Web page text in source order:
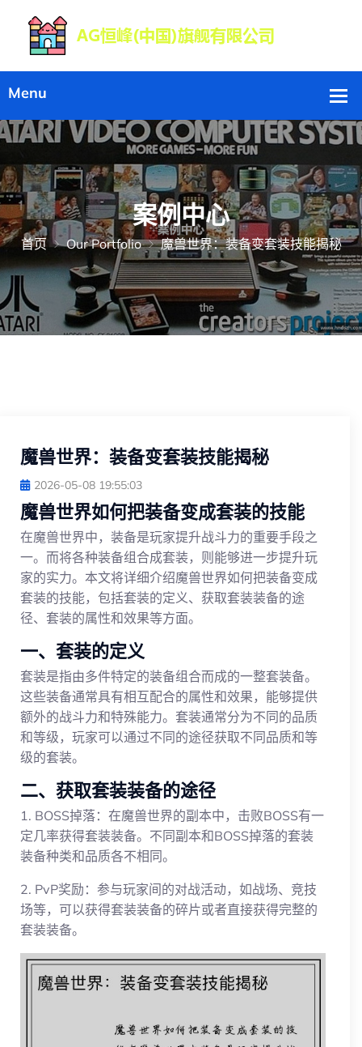
案例中心
首页 Our Portfolio 魔兽世界：装备变套装技能揭秘
魔兽世界：装备变套装技能揭秘
2026-05-08 19:55:03
魔兽世界如何把装备变成套装的技能
在魔兽世界中，装备是玩家提升战斗力的重要手段之
一。而将各种装备组合成套装，则能够进一步提升玩
家的实力。本文将详细介绍魔兽世界如何把装备变成
套装的技能，包括套装的定义、获取套装装备的途
径、套装的属性和效果等方面。
一、套装的定义
套装是指由多件特定的装备组合而成的一整套装备。
这些装备通常具有相互配合的属性和效果，能够提供
额外的战斗力和特殊能力。套装通常分为不同的品质
和等级，玩家可以通过不同的途径获取不同品质和等
级的套装。
二、获取套装装备的途径
1. BOSS掉落：在魔兽世界的副本中，击败BOSS有一
定几率获得套装装备。不同副本和BOSS掉落的套装
装备种类和品质各不相同。
2. PvP奖励：参与玩家间的对战活动，如战场、竞技
场等，可以获得套装装备的碎片或者直接获得完整的
套装装备。